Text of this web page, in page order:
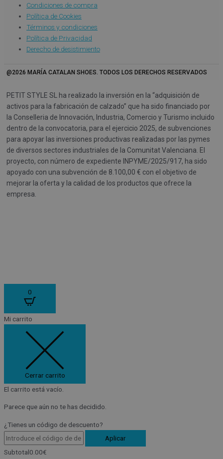
Condiciones de compra
Política de Cookies
Términos y condiciones
Política de Privacidad
Derecho de desistimiento
@2026 MARÍA CATALAN SHOES. TODOS LOS DERECHOS RESERVADOS
PETIT STYLE SL ha realizado la inversión en la “adquisición de
activos para la fabricación de calzado” que ha sido financiado por
la Conselleria de Innovación, Industria, Comercio y Turismo incluido
dentro de la convocatoria, para el ejercicio 2025, de subvenciones
para apoyar las inversiones productivas realizadas por las pymes
de diversos sectores industriales de la Comunitat Valenciana. El
proyecto, con número de expediente INPYME/2025/917, ha sido
apoyado con una subvención de 8.100,00 € con el objetivo de
mejorar la oferta y la calidad de los productos que ofrece la
empresa.
0
Mi carrito
Cerrar carrito
El carrito está vacío.
Parece que aún no te has decidido.
¿Tienes un código de descuento?
Aplicar
Subtotal0.00€